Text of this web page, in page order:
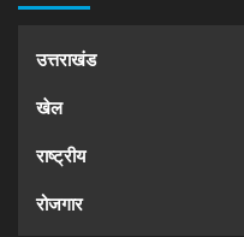
उत्तराखंड
खेल
राष्ट्रीय
रोजगार